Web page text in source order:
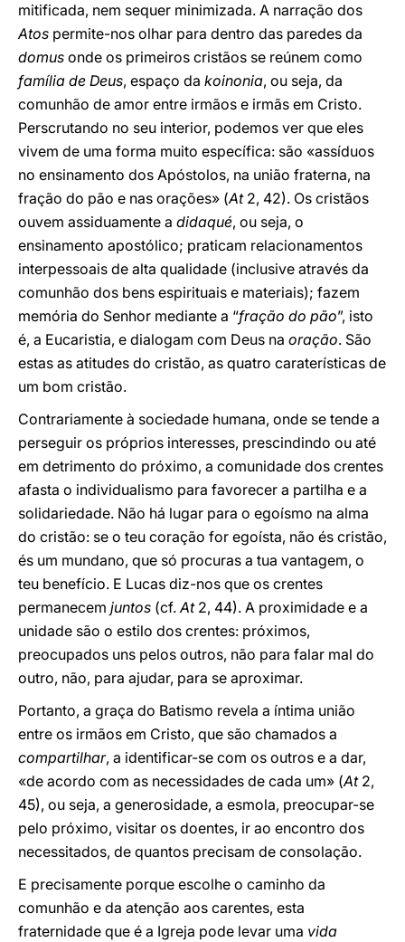
mitificada, nem sequer minimizada. A narração dos
Atos permite-nos olhar para dentro das paredes da
domus onde os primeiros cristãos se reúnem como
família de Deus, espaço da koinonia, ou seja, da
comunhão de amor entre irmãos e irmãs em Cristo.
Perscrutando no seu interior, podemos ver que eles
vivem de uma forma muito específica: são «assíduos
no ensinamento dos Apóstolos, na união fraterna, na
fração do pão e nas orações» (At2, 42). Os cristãos
ouvem assiduamente a didaqué, ou seja, o
ensinamento apostólico; praticam relacionamentos
interpessoais de alta qualidade (inclusive através da
comunhão dos bens espirituais e materiais); fazem
memória do Senhor mediante a “fração do pão”, isto
é, a Eucaristia, e dialogam com Deus na oração. São
estas as atitudes do cristão, as quatro caraterísticas de
um bom cristão.
Contrariamente à sociedade humana, onde se tende a
perseguir os próprios interesses, prescindindo ou até
em detrimento do próximo, a comunidade dos crentes
afasta o individualismo para favorecer a partilha e a
solidariedade. Não há lugar para o egoísmo na alma
do cristão: se o teu coração for egoísta, não és cristão,
és um mundano, que só procuras a tua vantagem, o
teu benefício. E Lucas diz-nos que os crentes
permanecem juntos (cf.At2, 44). A proximidade e a
unidade são o estilo dos crentes: próximos,
preocupados uns pelos outros, não para falar mal do
outro, não, para ajudar, para se aproximar.
Portanto, a graça do Batismo revela a íntima união
entre os irmãos em Cristo, que são chamados a
compartilhar, a identificar-se com os outros e a dar,
«de acordo com as necessidades de cada um» (At2,
45), ou seja, a generosidade, a esmola, preocupar-se
pelo próximo, visitar os doentes, ir ao encontro dos
necessitados, de quantos precisam de consolação.
E precisamente porque escolhe o caminho da
comunhão e da atenção aos carentes, esta
fraternidade que é a Igreja pode levar uma vida